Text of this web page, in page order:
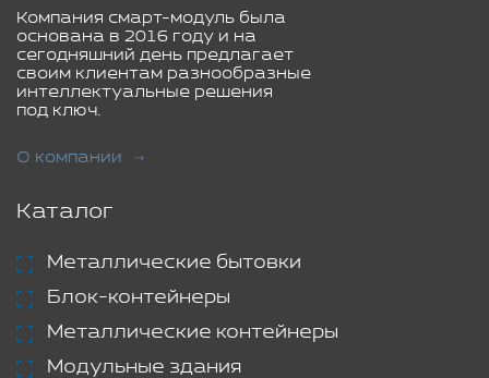
Компания смарт-модуль была
основана в 2016 году и на
сегодняшний день предлагает
своим клиентам разнообразные
интеллектуальные решения
под ключ.
О компании
Каталог
Металлические бытовки
Блок-контейнеры
Металлические контейнеры
Модульные здания